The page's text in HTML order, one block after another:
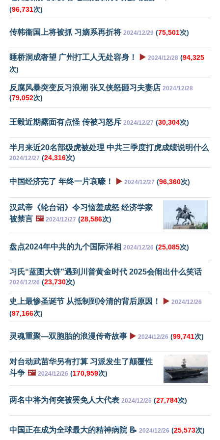
(96,731次)
传韩衞国上将被抓 习嫡系再折将 2024/12/29 (75,501次)
睡桥洞成奢望 广州打工人无处容身！ ▶️ 2024/12/28 (94,325
次)
反腐风暴突变反习浪潮 张又侠怒砸习夫妻店 2024/12/28
(79,052次)
王毅近期露面有点怪 传被习怒斥 2024/12/27 (30,304次)
半月来近20名部级虎被处理 中共三季度打虎成绩说明什么
2024/12/27 (24,316次)
中国经济完了 年终一片哀嚎！ ▶️ 2024/12/27 (96,360次)
汉武帝《轮台诏》令习恼羞成怒 经济学家
被禁言 🖼️ 2024/12/27 (28,586次)
盘点2024年中共的九个国际洋相 2024/12/26 (25,085次)
习氏“蓝图大饼”遇到川普黄金时代 2025会闹出什么笑话
2024/12/26 (23,730次)
史上最惨圣诞节 从抵制到冷清的背后原因！ ▶️ 2024/12/26
(97,166次)
灵魂重聚—双胞胎的浪漫传奇故事 ▶️ 2024/12/26 (99,741次)
对台动武苗华另有打算 习派发生了颠覆性
斗争 🖼️ 2024/12/26 (170,959次)
两名中将为何突被罢免人大代表 2024/12/26 (27,784次)
中国正在成为全球最大的精神病院 📝 2024/12/26 (25,573次)